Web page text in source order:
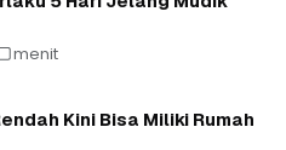
menit
Kini Bisa Miliki Rumah